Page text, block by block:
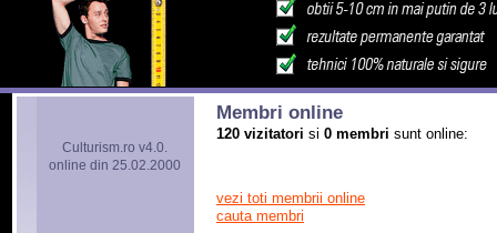
Culturism.ro v4.0.
online din 25.02.2000
Membri online
120 vizitatori si 0 membri sunt online:
vezi toti membrii online
cauta membri